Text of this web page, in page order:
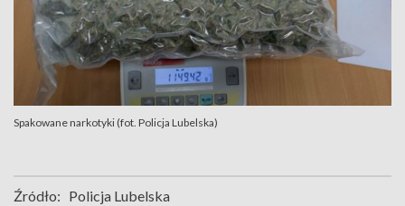
Spakowane narkotyki (fot. Policja Lubelska)
Źródło: Policja Lubelska